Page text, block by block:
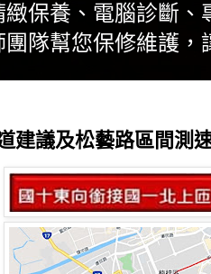
緻保養、電腦診斷
團隊幫您保修維護
建議及松藝路區間測